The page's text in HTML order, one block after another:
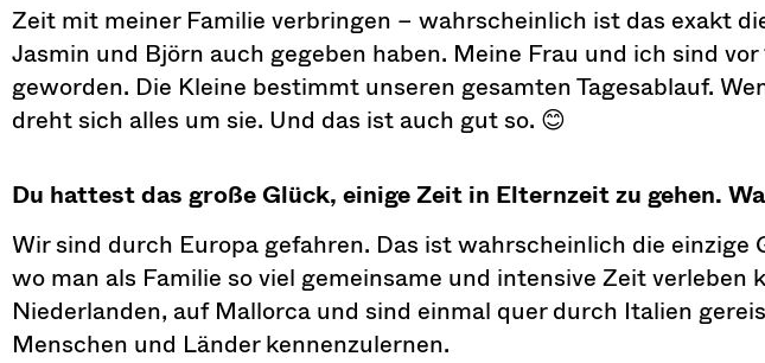
Zeit mit meiner Familie verbringen – wahrscheinlich ist das exakt
Jasmin und Björn auch gegeben haben. Meine Frau und ich sind vor
geworden. Die Kleine bestimmt unseren gesamten Tagesablauf.
dreht sich alles um sie. Und das ist auch gut so. 😊
Du hattest das große Glück, einige Zeit in Elternzeit zu gehen.
Wir sind durch Europa gefahren. Das ist wahrscheinlich die einzige
wo man als Familie so viel gemeinsame und intensive Zeit verleben
Niederlanden, auf Mallorca und sind einmal quer durch Italien
Menschen und Länder kennenzulernen.